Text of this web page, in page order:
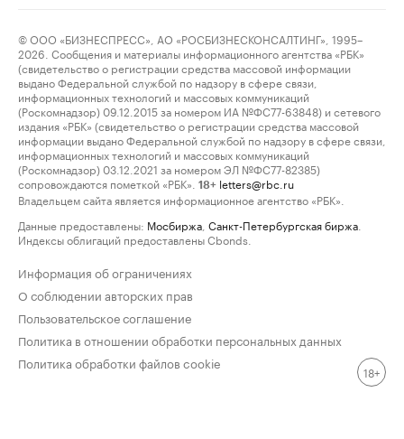
© ООО «БИЗНЕСПРЕСС», АО «РОСБИЗНЕСКОНСАЛТИНГ», 1995–
2026. Сообщения и материалы информационного агентства «РБК»
(свидетельство о регистрации средства массовой информации
выдано Федеральной службой по надзору в сфере связи,
информационных технологий и массовых коммуникаций
(Роскомнадзор) 09.12.2015 за номером ИА №ФС77-63848) и сетевого
издания «РБК» (свидетельство о регистрации средства массовой
информации выдано Федеральной службой по надзору в сфере связи,
информационных технологий и массовых коммуникаций
(Роскомнадзор) 03.12.2021 за номером ЭЛ №ФС77-82385)
сопровождаются пометкой «РБК».
18+ letters@rbc.ru
Владельцем сайта является информационное агентство «РБК».
Данные предоставлены: Мосбиржа Санкт-Петербургская биржа
Индексы облигаций предоставлены Cbonds.
Информация об ограничениях
О соблюдении авторских прав
Пользовательское соглашение
Политика в отношении обработки персональных данных
Политика обработки файлов cookie
18+